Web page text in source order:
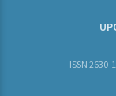
ISSN